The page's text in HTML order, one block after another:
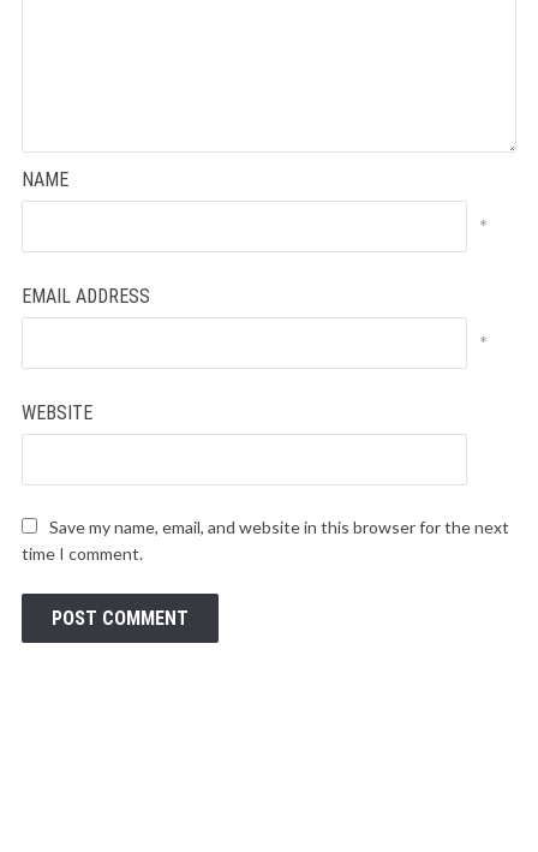
NAME
*
EMAIL ADDRESS
*
WEBSITE
Save my name, email, and website in this browser for the next
time I comment.